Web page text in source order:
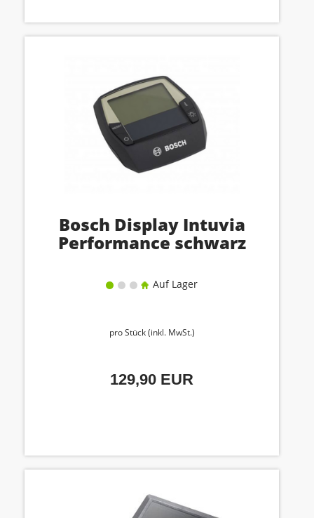
Bosch Display Intuvia
Performance schwarz
Auf Lager
pro Stück (inkl. MwSt.)
129,90 EUR